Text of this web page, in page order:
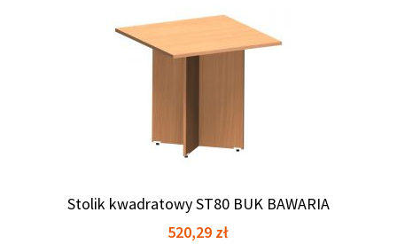
Stolik kwadratowy ST80 BUK BAWARIA
Cena
520,29 zł